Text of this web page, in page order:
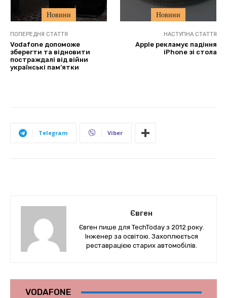
Новини Новини
ПОПЕРЕДНЯ СТАТТЯ
Vodafone допоможе
зберегти та відновити
постраждалі від війни
українські пам’ятки
НАСТУПНА СТАТТЯ
Apple рекламує падіння
iPhone зі стола
Telegram Viber
Євген
Євген пише для TechToday з 2012 року.
Інженер за освітою. Захоплюється
реставрацією старих автомобілів.
VODAFONE